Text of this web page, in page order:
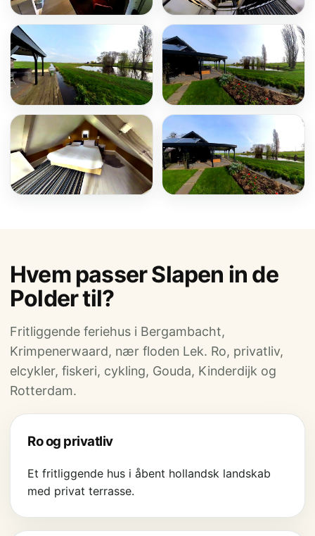
Hvem passer Slapen in de
Polder til?
Fritliggende feriehus i Bergambacht,
Krimpenerwaard, nær floden Lek. Ro, privatliv,
elcykler, fiskeri, cykling, Gouda, Kinderdijk og
Rotterdam.
Ro og privatliv
Et fritliggende hus i åbent hollandsk landskab
med privat terrasse.